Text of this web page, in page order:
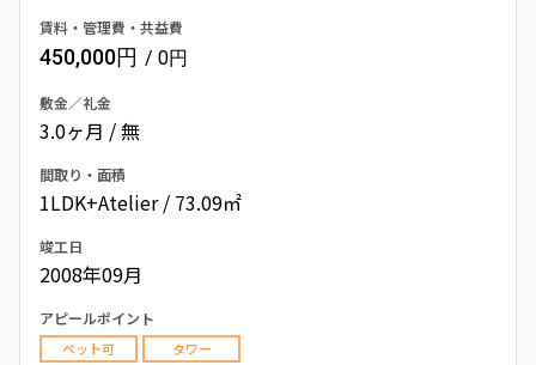
賃料・管理費・共益費
450,000円 / 0円
敷金／礼金
3.0ヶ月 / 無
間取り・面積
1LDK+Atelier / 73.09㎡
竣工日
2008年09月
アピールポイント
ペット可 タワー